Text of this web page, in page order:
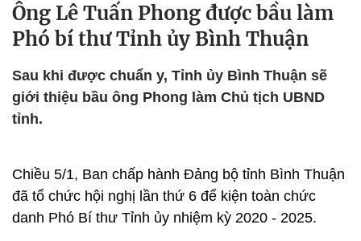
Ông Lê Tuấn Phong được bầu làm
Phó bí thư Tỉnh ủy Bình Thuận
Sau khi được chuẩn y, Tỉnh ủy Bình Thuận sẽ
giới thiệu bầu ông Phong làm Chủ tịch UBND
tỉnh.
Chiều 5/1, Ban chấp hành Đảng bộ tỉnh Bình Thuận
đã tổ chức hội nghị lần thứ 6 để kiện toàn chức
danh Phó Bí thư Tỉnh ủy nhiệm kỳ 2020 - 2025.